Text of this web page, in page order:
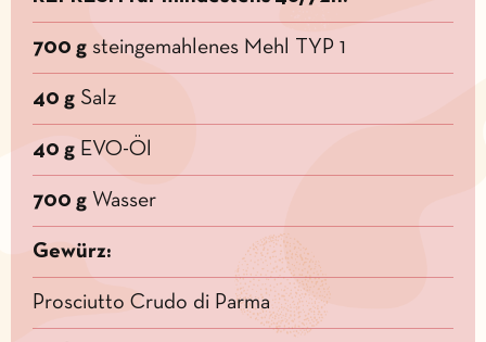
700 g steingemahlenes Mehl TYP 1
40 g Salz
40 g EVO-Öl
700 g Wasser
Gewürz:
Prosciutto Crudo di Parma